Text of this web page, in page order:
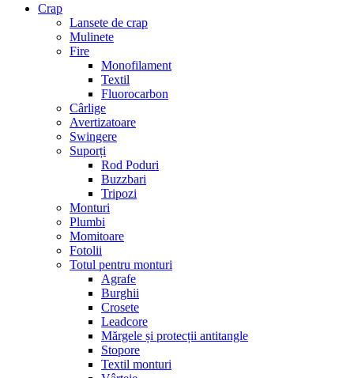
Crap
Lansete de crap
Mulinete
Fire
Monofilament
Textil
Fluorocarbon
Cârlige
Avertizatoare
Swingere
Suporți
Rod Poduri
Buzzbari
Tripozi
Monturi
Plumbi
Momitoare
Fotolii
Totul pentru monturi
Agrafe
Burghii
Crosete
Leadcore
Mărgele și protecții antitangle
Stopore
Textil monturi